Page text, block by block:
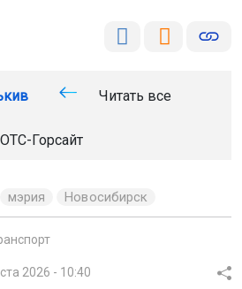
Читать все
ОТС-Горсайт
мэрия Новосибирск
2026 - 10:40